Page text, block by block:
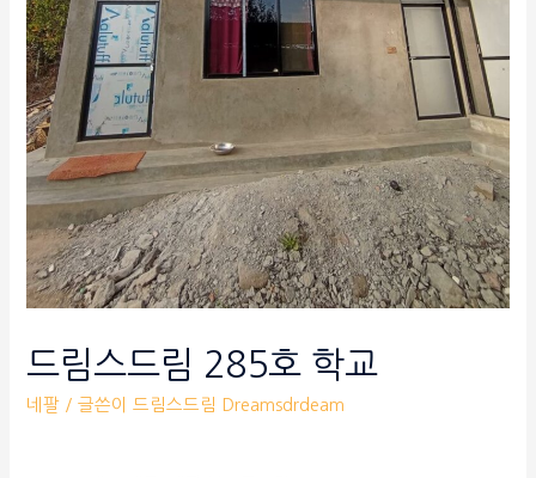
드림스드림 285호 학교
네팔 / 글쓴이드림스드림 Dreamsdrdeam